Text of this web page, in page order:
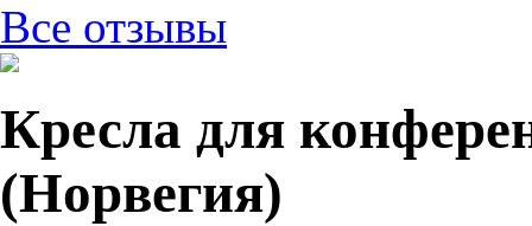
Все отзывы
Кресла для
(Норвегия)